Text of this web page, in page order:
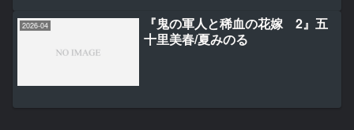
2026-04
『鬼の軍人と稀血の花嫁 2』五
十里美春/夏みのる